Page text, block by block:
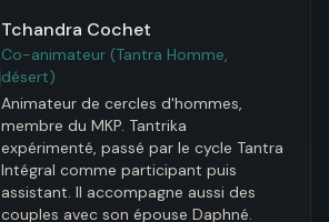
Tchandra Cochet
Co-animateur (Tantra Homme,
désert)
Animateur de cercles d'hommes,
membre du MKP. Tantrika
expérimenté, passé par le cycle Tantra
Intégral comme participant puis
assistant. Il accompagne aussi des
couples avec son épouse Daphné.